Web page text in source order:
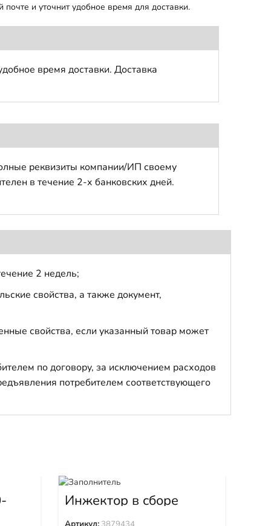
и уточнит удобное время для доставки.
время доставки. Доставка
реквизиты компании/ИП своему
в течение 2-х банковских дней.
2 недель;
свойства, а также документ,
свойства, если указанный товар может
по договору, за исключением расходов
потребителем соответствующего
Инжектор в сборе
3879434